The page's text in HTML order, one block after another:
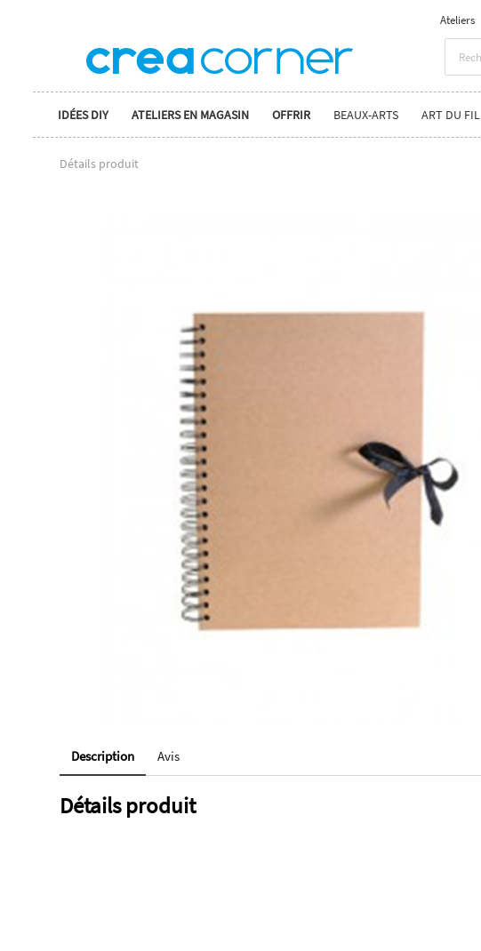
Ateliers
IDÉES DIY ATELIERS EN MAGASIN OFFRIR BEAUX-ARTS ART DU FIL
Détails produit
Description Avis
Détails produit